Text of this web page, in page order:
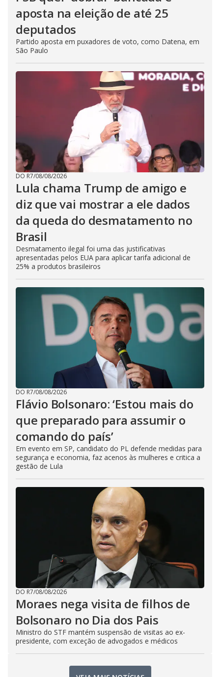
aposta na eleição de até 25
deputados
Partido aposta em puxadores de voto, como Datena, em
São Paulo
DO R7/08/08/2026
Lula chama Trump de amigo e
diz que vai mostrar a ele dados
da queda do desmatamento no
Brasil
Desmatamento ilegal foi uma das justificativas
apresentadas pelos EUA para aplicar tarifa adicional de
25% a produtos brasileiros
DO R7/08/08/2026
Flávio Bolsonaro: ‘Estou mais do
que preparado para assumir o
comando do país’
Em evento em SP, candidato do PL defende medidas para
segurança e economia, faz acenos às mulheres e critica a
gestão de Lula
DO R7/08/08/2026
Moraes nega visita de filhos de
Bolsonaro no Dia dos Pais
Ministro do STF mantém suspensão de visitas ao ex-
presidente, com exceção de advogados e médicos